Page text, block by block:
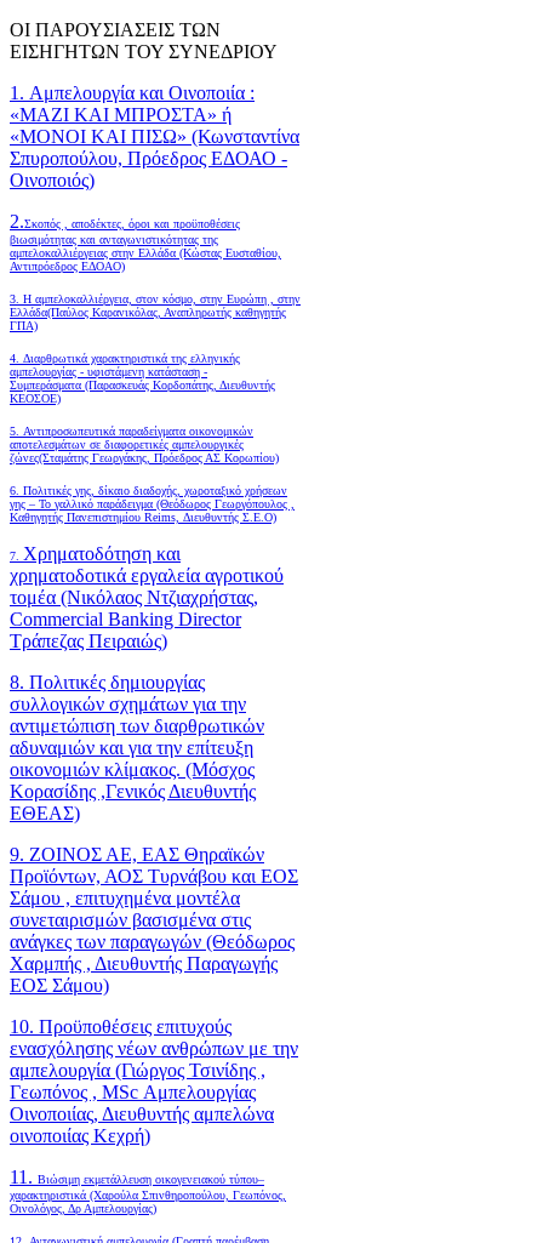
ΟΙ ΠΑΡΟΥΣΙΑΣΕΙΣ ΤΩΝ
ΕΙΣΗΓΗΤΩΝ ΤΟΥ ΣΥΝΕΔΡΙΟΥ
1. Αμπελουργία και Οινοποιία :
«ΜΑΖΙ ΚΑΙ ΜΠΡΟΣΤΑ» ή
«ΜΟΝΟΙ ΚΑΙ ΠΙΣΩ» (Κωνσταντίνα
Σπυροπούλου, Πρόεδρος ΕΔΟΑΟ -
Οινοποιός)
2.Σκοπός , αποδέκτες, όροι και προϋποθέσεις
βιωσιμότητας και ανταγωνιστικότητας της
αμπελοκαλλιέργειας στην Ελλάδα (Κώστας Ευσταθίου,
Αντιπρόεδρος ΕΔΟΑΟ)
3. Η αμπελοκαλλιέργεια, στον κόσμο, στην Ευρώπη , στην
Ελλάδα(Παύλος Καρανικόλας, Αναπληρωτής καθηγητής
ΓΠΑ)
4. Διαρθρωτικά χαρακτηριστικά της ελληνικής
αμπελουργίας - υφιστάμενη κατάσταση -
Συμπεράσματα (Παρασκευάς Κορδοπάτης, Διευθυντής
ΚΕΟΣΟΕ)
5. Αντιπροσωπευτικά παραδείγματα οικονομικών
αποτελεσμάτων σε διαφορετικές αμπελουργικές
ζώνες(Σταμάτης Γεωργάκης, Πρόεδρος ΑΣ Κορωπίου)
6. Πολιτικές γης, δίκαιο διαδοχής, χωροταξικό χρήσεων
γης – Το γαλλικό παράδειγμα (Θεόδωρος Γεωργόπουλος ,
Καθηγητής Πανεπιστημίου Reims, Διευθυντής Σ.Ε.Ο)
7. Χρηματοδότηση και
χρηματοδοτικά εργαλεία αγροτικού
τομέα (Νικόλαος Ντζιαχρήστας,
Commercial Banking Director
Τράπεζας Πειραιώς)
8. Πολιτικές δημιουργίας
συλλογικών σχημάτων για την
αντιμετώπιση των διαρθρωτικών
αδυναμιών και για την επίτευξη
οικονομιών κλίμακος. (Μόσχος
Κορασίδης ,Γενικός Διευθυντής
ΕΘΕΑΣ)
9. ΖΟΙΝΟΣ ΑΕ, ΕΑΣ Θηραϊκών
Προϊόντων, ΑΟΣ Τυρνάβου και ΕΟΣ
Σάμου , επιτυχημένα μοντέλα
συνεταιρισμών βασισμένα στις
ανάγκες των παραγωγών (Θεόδωρος
Χαρμπής , Διευθυντής Παραγωγής
ΕΟΣ Σάμου)
10. Προϋποθέσεις επιτυχούς
ενασχόλησης νέων ανθρώπων με την
αμπελουργία (Γιώργος Τσινίδης ,
Γεωπόνος , MSc Αμπελουργίας
Οινοποιίας, Διευθυντής αμπελώνα
οινοποιίας Κεχρή)
11. Βιώσιμη εκμετάλλευση οικογενειακού τύπου–
χαρακτηριστικά (Χαρούλα Σπινθηροπούλου, Γεωπόνος,
Οινολόγος, Δρ Αμπελουργίας)